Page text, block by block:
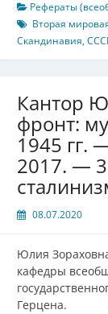
Рефераты
Вторая
Скандинавия,
Кантор
фронт:
1945
2017. —
08.07.2020
Юлия
кафедры
Герцена.